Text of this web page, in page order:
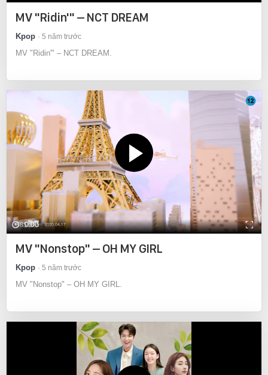
MV "Ridin'" – NCT DREAM
Kpop 5 năm trước
MV "Ridin'" – NCT DREAM.
0:00
MV "Nonstop" – OH MY GIRL
Kpop 5 năm trước
MV "Nonstop" – OH MY GIRL.